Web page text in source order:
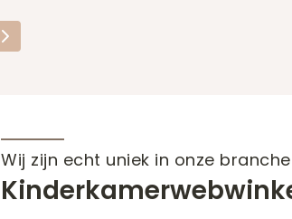
Wij zijn echt uniek in onze branche